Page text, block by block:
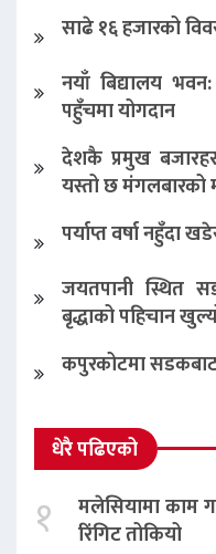
साढे १६ हजारको
नयाँ बिद्यालय भवन:
पहुँचमा योगदान
देशकै प्रमुख
यस्तो छ मंगलबारको
पर्याप्त वर्षा नहुँदा
जयतपानी स्थित
बृद्धाको पहिचान
कपुरकोटमा
धेरै पढिएको
१
मलेसियामा काम
रिंगिट तोकियो